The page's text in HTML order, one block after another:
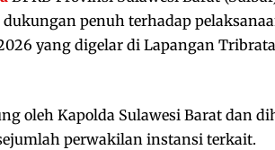
penuh terhadap
yang digelar di Lapangan
oleh Kapolda Sulawesi Barat dan
perwakilan instansi terkait.